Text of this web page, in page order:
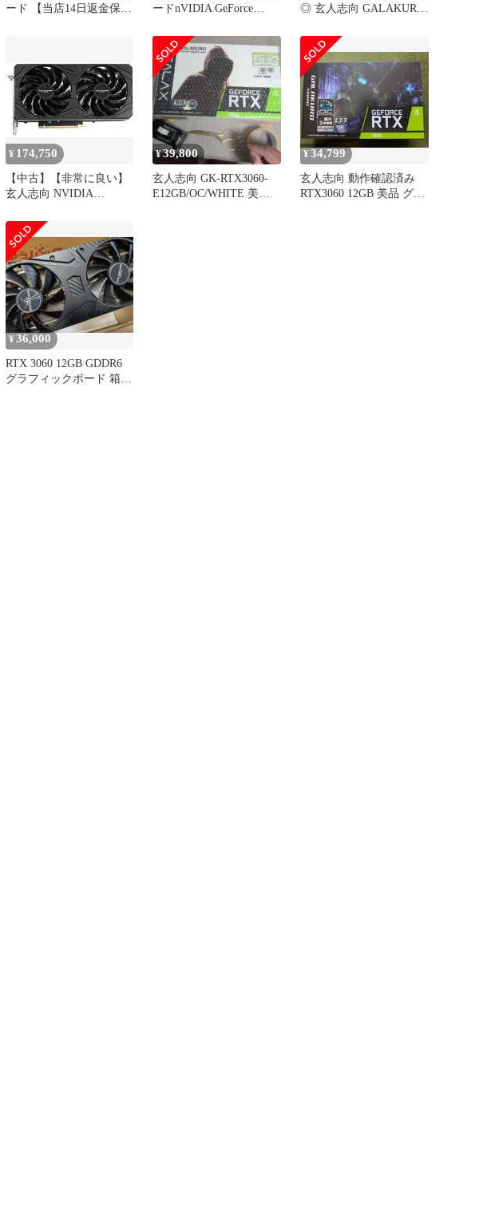
ード 【当店14日返金保
GeForce RTX 3060 Ti
[GG-RTX3060Ti-
E8GB/DF/LHR] (メーカー
整備品) (状態：本体のみ)
ードnVIDIA GeForce
◎ 玄人志向 GALAKURO
¥ 174,750
【中古】【非常に良い】
玄人志向 NVIDIA
ラフィックボード
GDDR6 8GB GALAKURO
GAMINGシリーズ GG-
RTX3070-E8GB/OC/DF2
¥39,800
玄人志向 GK-RTX3060-
E12GB/OC/WHITE 美品
¥34,799
玄人志向 動作確認済み
RTX3060 12GB 美品 グラ
¥36,000
RTX 3060 12GB GDDR6
グラフィックボード 箱無